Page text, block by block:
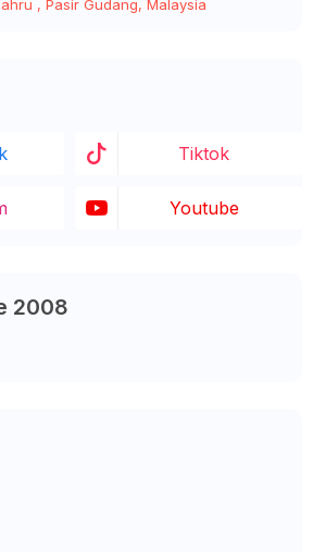
, Pasir Gudang, Malaysia
Tiktok
Youtube
2008